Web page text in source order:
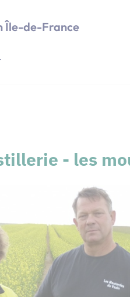
Île-de-France
- les